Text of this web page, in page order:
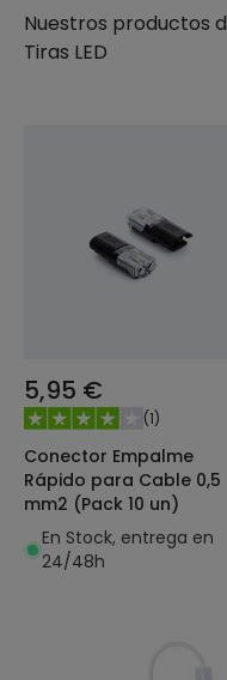
Nuestros productos
Tiras LED
5,95 €
(1)
Conector Empalme
Rápido para Cable 0,5
mm2 (Pack 10 un)
En Stock, entrega en
24/48h